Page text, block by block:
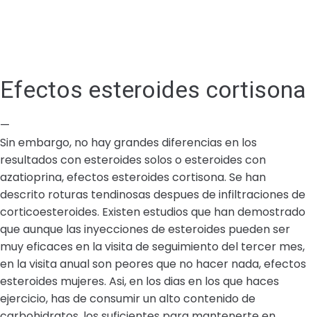
Efectos esteroides cortisona
—
Sin embargo, no hay grandes diferencias en los
resultados con esteroides solos o esteroides con
azatioprina, efectos esteroides cortisona. Se han
descrito roturas tendinosas despues de infiltraciones de
corticoesteroides. Existen estudios que han demostrado
que aunque las inyecciones de esteroides pueden ser
muy eficaces en la visita de seguimiento del tercer mes,
en la visita anual son peores que no hacer nada, efectos
esteroides mujeres. Asi, en los dias en los que haces
ejercicio, has de consumir un alto contenido de